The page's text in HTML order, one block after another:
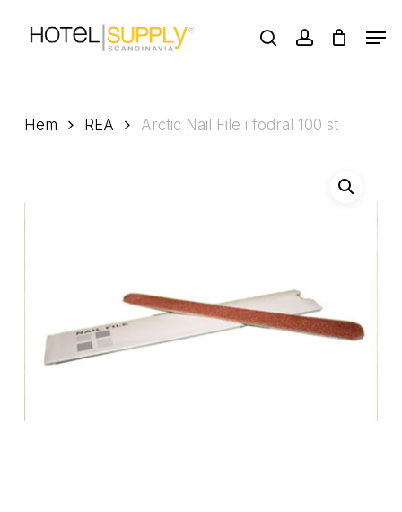
searchaccount
Hem REA Arctic Nail File i fodral 100 st